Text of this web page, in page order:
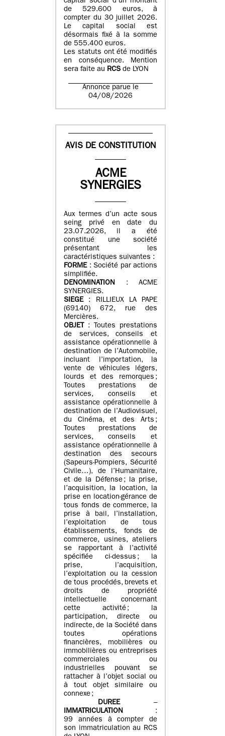
de 529.600 euros, à
compter du 30 juillet 2026.
Le capital social est
désormais fixé à la somme
de 555.400 euros.
Les statuts ont été modifiés
en conséquence. Mention
sera faite au RCS de LYON
Annonce parue le
04/08/2026
AVIS DE CONSTITUTION
ACME
SYNERGIES
Aux termes d’un acte sous
seing privé en date du
23.07.2026, il a été
constitué une société
présentant les
caractéristiques suivantes :
FORME: Société par actions
simplifiée.
DENOMINATION : ACME
SYNERGIES.
SIEGE: RILLIEUX LA PAPE
(69140) 672, rue des
Mercières.
OBJET
: Toutes prestations
de services, conseils et
assistance opérationnelle à
destination de l’Automobile,
incluant l’importation, la
vente de véhicules légers,
lourds et des remorques ;
Toutes prestations de
services, conseils et
assistance opérationnelle à
destination de l’Audiovisuel,
du Cinéma, et des Arts ;
Toutes prestations de
services, conseils et
assistance opérationnelle à
destination des secours
(Sapeurs-Pompiers, Sécurité
Civile…), de l’Humanitaire,
et de la Défense ; la prise,
l’acquisition, la location, la
prise en location-gérance de
tous fonds de commerce, la
prise à bail, l’installation,
l’exploitation de tous
établissements, fonds de
commerce, usines, ateliers
se rapportant à l’activité
spécifiée ci-dessus ; la
prise, l’acquisition,
l’exploitation ou la cession
de tous procédés, brevets et
droits de propriété
intellectuelle concernant
cette activité ; la
participation, directe ou
indirecte, de la Société dans
toutes opérations
financières, mobilières ou
immobilières ou entreprises
commerciales ou
industrielles pouvant se
rattacher à l’objet social ou
à tout objet similaire ou
connexe ;
DUREE–
IMMATRICULATION :
99 années à compter de
son immatriculation au RCS